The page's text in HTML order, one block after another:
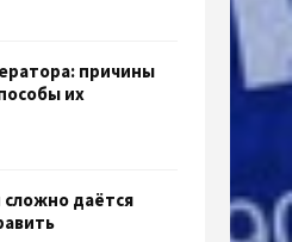
причины
их
даётся